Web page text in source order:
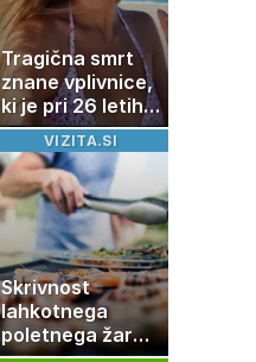
Tragična smrt
znane vplivnice,
ki je pri 26 letih
izgubila boj z
boleznijo
VIZITA.SI
Skrivnost
lahkotnega
poletnega žara,